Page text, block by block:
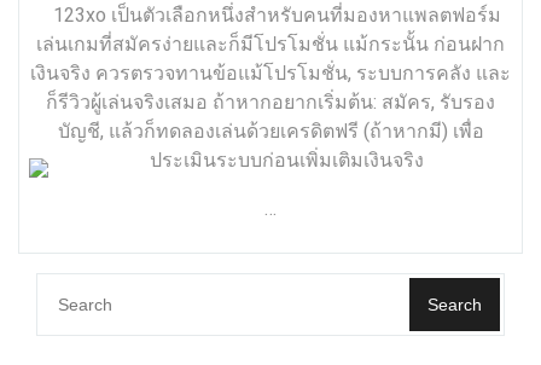
123xo เป็นตัวเลือกหนึ่งสำหรับคนที่มองหาแพลตฟอร์ม
เล่นเกมที่สมัครง่ายและก็มีโปรโมชั่น แม้กระนั้น ก่อน
ฝากเงินจริง ควรตรวจทานข้อแม้โปรโมชั่น, ระบบการคลัง
และก็รีวิวผู้เล่นจริงเสมอ ถ้าหากอยากเริ่มต้น: สมัคร,
รับรองบัญชี, แล้วก็ทดลองเล่นด้วยเครดิตฟรี (ถ้าหากมี) เพื่อ
ประเมินระบบก่อนเพิ่มเติมเงินจริง
…
Search